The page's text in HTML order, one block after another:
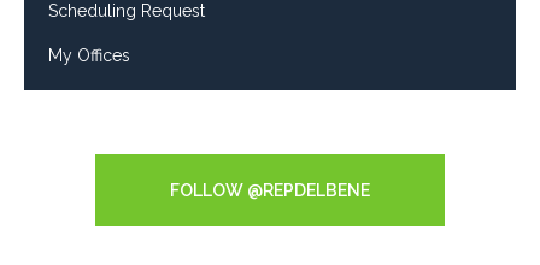
Scheduling Request
My Offices
FOLLOW @REPDELBENE